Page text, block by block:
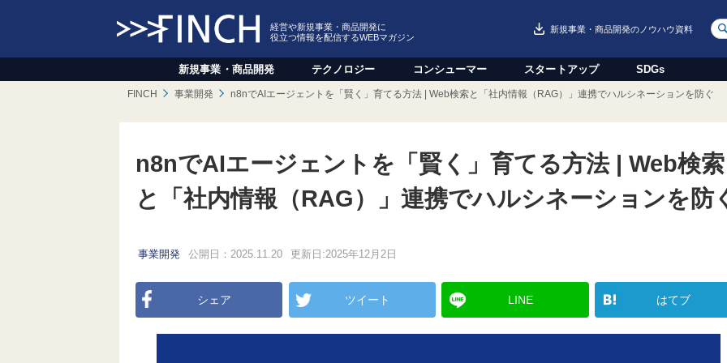
経営や新規事業・商品開発に
役立つ情報を配信するWEBマガジン
新規事業・商品開発のノウハウ資料
新規事業 ・ 商品開発 テクノロジー コンシューマー スタートアップ SDGs
FINCH 事業開発 n8nでAIエージェントを「賢く」育てる方法 | Web検索と「社内情報（RAG）」連携でハルシネーションを防ぐ
n8nでAIエージェントを「賢く」育てる方法 | Web検索
と「社内情報（RAG）」連携でハルシネーションを防
事業開発 公開日：2025.11.20 更新日:2025年12月2日
シェア ツイート LINE はてブ